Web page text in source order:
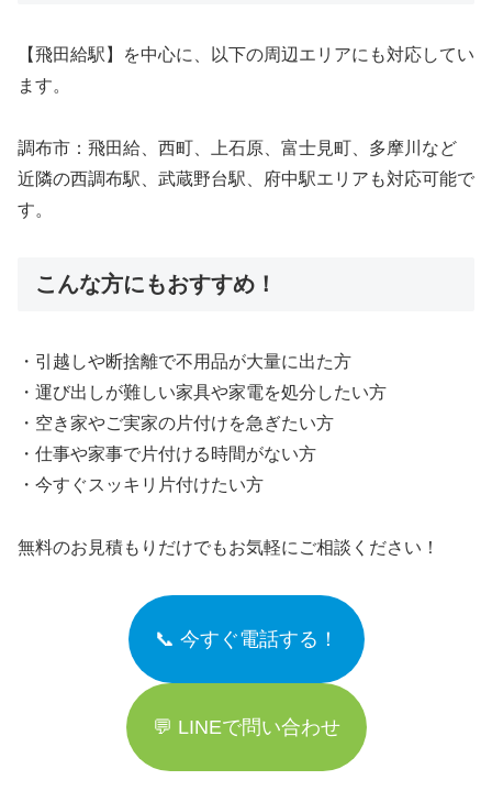
【飛田給駅】を中心に、以下の周辺エリアにも対応してい
ます。
調布市：飛田給、西町、上石原、富士見町、多摩川など
近隣の西調布駅、武蔵野台駅、府中駅エリアも対応可能で
す。
こんな方にもおすすめ！
・引越しや断捨離で不用品が大量に出た方
・運び出しが難しい家具や家電を処分したい方
・空き家やご実家の片付けを急ぎたい方
・仕事や家事で片付ける時間がない方
・今すぐスッキリ片付けたい方
無料のお見積もりだけでもお気軽にご相談ください！
📞 今すぐ電話する！
💬 LINEで問い合わせ